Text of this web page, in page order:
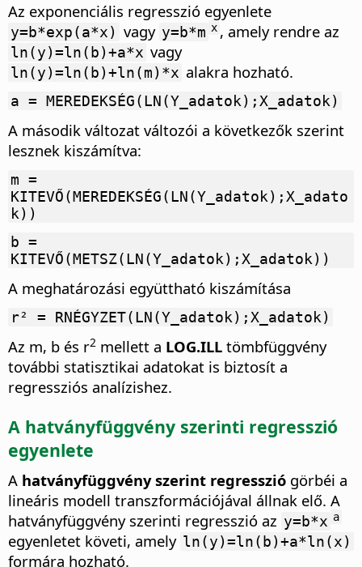
Az exponenciális regresszió egyenlete
y=b*exp(a*x) vagy y=b*m x , amely rendre az
ln(y)=ln(b)+a*x vagy
ln(y)=ln(b)+ln(m)*x alakra hozható.
a = MEREDEKSÉG(LN(Y_adatok);X_adatok)
A második változat változói a következők szerint
lesznek kiszámítva:
m =
KITEVŐ(MEREDEKSÉG(LN(Y_adatok);X_adato
k))
b =
KITEVŐ(METSZ(LN(Y_adatok);X_adatok))
A meghatározási együttható kiszámítása
r² = RNÉGYZET(LN(Y_adatok);X_adatok)
Az m, b és r2 mellett a LOG.ILL tömbfüggvény
további statisztikai adatokat is biztosít a
regressziós analízishez.
A hatványfüggvény szerinti regresszió
egyenlete
A hatványfüggvény szerint regresszió görbéi a
lineáris modell transzformációjával állnak elő. A
hatványfüggvény szerinti regresszió az y=b*x a
egyenletet követi, amely ln(y)=ln(b)+a*ln(x)
formára hozható.